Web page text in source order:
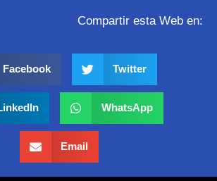
Compartir esta Web en:
Facebook Twitter
WhatsApp
Email